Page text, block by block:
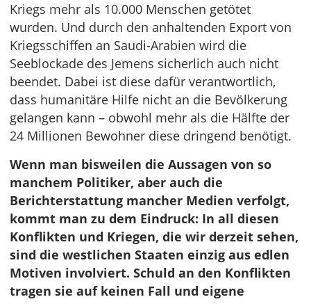
Kriegs mehr als 10.000 Menschen getötet
wurden. Und durch den anhaltenden Export von
Kriegsschiffen an Saudi-Arabien wird die
Seeblockade des Jemens sicherlich auch nicht
beendet. Dabei ist diese dafür verantwortlich,
dass humanitäre Hilfe nicht an die Bevölkerung
gelangen kann – obwohl mehr als die Hälfte der
24 Millionen Bewohner diese dringend benötigt.
Wenn man bisweilen die Aussagen von so
manchem Politiker, aber auch die
Berichterstattung mancher Medien verfolgt,
kommt man zu dem Eindruck: In all diesen
Konflikten und Kriegen, die wir derzeit sehen,
sind die westlichen Staaten einzig aus edlen
Motiven involviert. Schuld an den Konflikten
tragen sie auf keinen Fall und eigene